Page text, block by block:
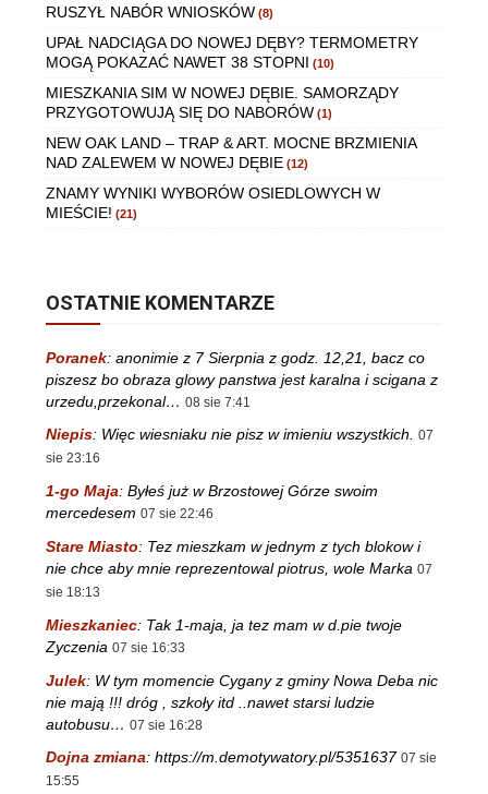
RUSZYŁ NABÓR WNIOSKÓW (8)
UPAŁ NADCIĄGA DO NOWEJ DĘBY? TERMOMETRY
MOGĄ POKAZAĆ NAWET 38 STOPNI (10)
MIESZKANIA SIM W NOWEJ DĘBIE. SAMORZĄDY
PRZYGOTOWUJĄ SIĘ DO NABORÓW (1)
NEW OAK LAND – TRAP & ART. MOCNE BRZMIENIA
NAD ZALEWEM W NOWEJ DĘBIE (12)
ZNAMY WYNIKI WYBORÓW OSIEDLOWYCH W
MIEŚCIE! (21)
OSTATNIE KOMENTARZE
Poranek: anonimie z 7 Sierpnia z godz. 12,21, bacz co
piszesz bo obraza glowy panstwa jest karalna i scigana z
urzedu,przekonal… 08 sie 7:41
Niepis: Więc wiesniaku nie pisz w imieniu wszystkich. 07
sie 23:16
1-go Maja: Byłeś już w Brzostowej Górze swoim
mercedesem 07 sie 22:46
Stare Miasto: Tez mieszkam w jednym z tych blokow i
nie chce aby mnie reprezentowal piotrus, wole Marka 07
sie 18:13
Mieszkaniec: Tak 1-maja, ja tez mam w d.pie twoje
Zyczenia 07 sie 16:33
Julek: W tym momencie Cygany z gminy Nowa Deba nic
nie mają !!! dróg , szkoły itd ..nawet starsi ludzie
autobusu… 07 sie 16:28
Dojna zmiana: https://m.demotywatory.pl/5351637 07 sie
15:55